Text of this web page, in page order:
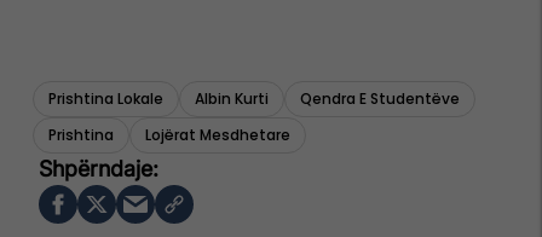
Prishtina Lokale Albin Kurti
Qendra E Studentëve
Prishtina
Lojërat Mesdhetare